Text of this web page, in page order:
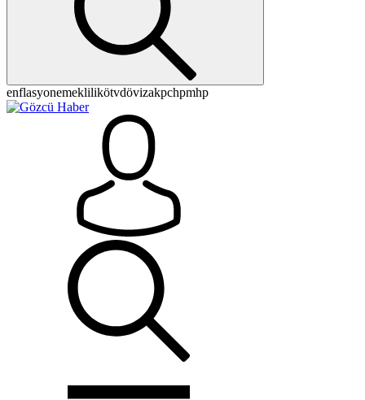
enflasyonemeklilikötvdövizakpchpmhp